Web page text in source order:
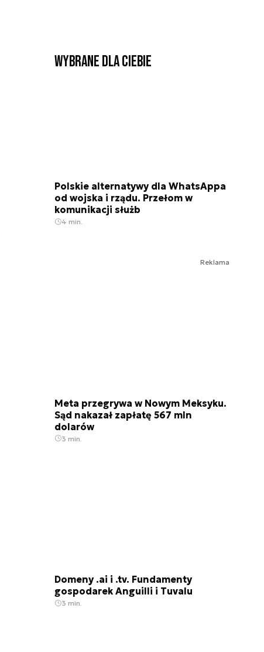
Wybrane dla Ciebie
Polskie alternatywy dla WhatsAppa
od wojska i rządu. Przełom w
komunikacji służb
4 min.
Reklama
Meta przegrywa w Nowym Meksyku.
Sąd nakazał zapłatę 567 mln
dolarów
3 min.
Domeny .ai i .tv. Fundamenty
gospodarek Anguilli i Tuvalu
3 min.